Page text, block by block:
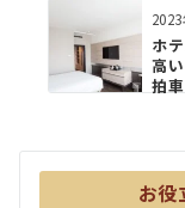
ホ
⾼
拍⾞
お役